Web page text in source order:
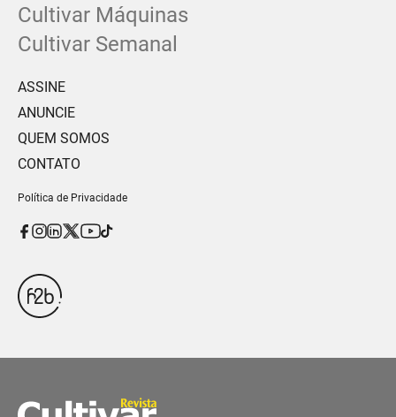
Cultivar Máquinas
Cultivar Semanal
ASSINE
ANUNCIE
QUEM SOMOS
CONTATO
Política de Privacidade